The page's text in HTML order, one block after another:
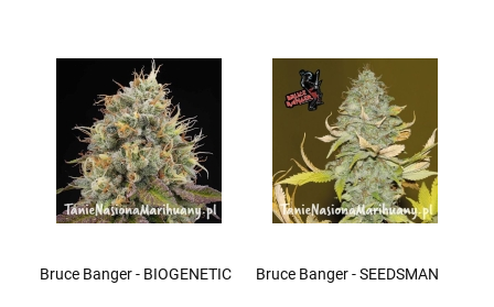
Bruce Banger - BIOGENETIC Bruce Banger - SEEDSMAN